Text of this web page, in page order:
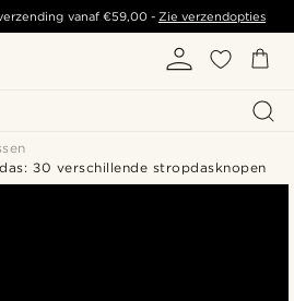
vanaf €59,00- Zie verzendopties
30 verschillende stropdasknopen